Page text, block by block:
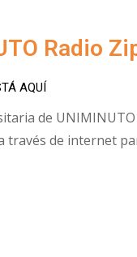
Radio
AQUÍ
de
través de internet